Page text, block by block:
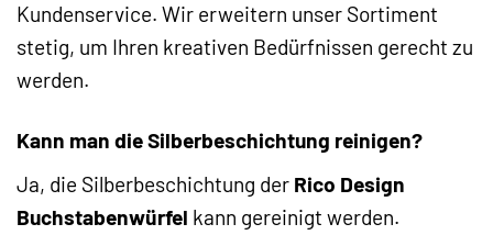
Kundenservice. Wir erweitern unser Sortiment
stetig, um Ihren kreativen Bedürfnissen gerecht zu
werden.
Kann man die Silberbeschichtung reinigen?
Ja, die Silberbeschichtung der Rico Design
Buchstabenwürfel kann gereinigt werden.